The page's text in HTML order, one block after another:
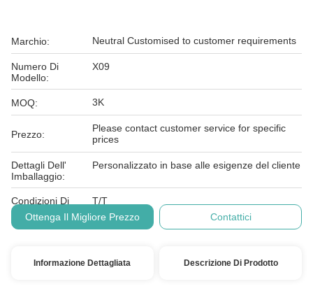
Marchio: Neutral Customised to customer requirements
Numero Di
Modello:
X09
MOQ: 3K
Prezzo:
Please contact customer service for specific
prices
Dettagli Dell'
Imballaggio:
Personalizzato in base alle esigenze del cliente
Condizioni Di
Pagamento:
T/T
Ottenga Il Migliore Prezzo
Contattici
Informazione Dettagliata Descrizione Di Prodotto